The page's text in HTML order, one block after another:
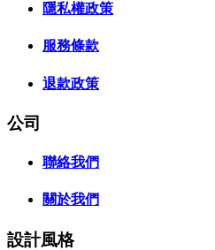
隱私權政策
服務條款
退款政策
公司
聯絡我們
關於我們
設計風格